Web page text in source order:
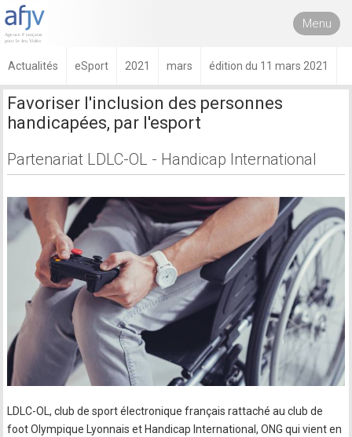
Menu
Actualités eSport 2021 mars édition du 11 mars 2021
Favoriser l'inclusion des personnes
handicapées, par l'esport
Partenariat LDLC-OL - Handicap International
LDLC-OL, club de sport électronique français rattaché au club de
foot Olympique Lyonnais et Handicap International, ONG qui vient en